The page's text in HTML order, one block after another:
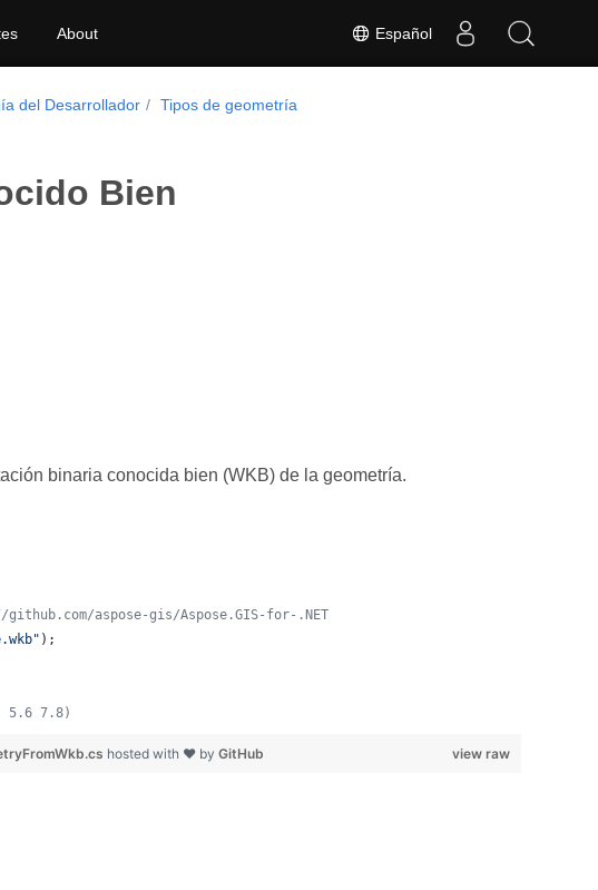
Español
About
del Desarrollador
Tipos de geometría
Bien
binaria conocida bien (WKB) de la geometría.
aspose-gis/Aspose.GIS-for-.NET
) ;
5.6 7.8)
view raw
hosted with ❤ by GitHub